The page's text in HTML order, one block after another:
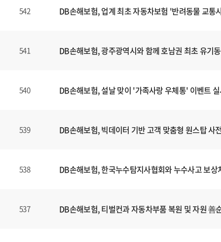
542 DB손해보험, 업계 최초 자동차보험 '반려동물 교통
541 DB손해보험, 광주광역시와 함께 호남권 최초 유기
540 DB손해보험, 설날 맞이 '가족사랑 우체통' 이벤트
539 DB손해보험, 빅데이터 기반 고객 맞춤형 원스탑
538 DB손해보험, 한국누수탐지사협회와 누수사고 보
537 DB손해보험, 티벌컨과 자동차부품 복원 및 자원 善